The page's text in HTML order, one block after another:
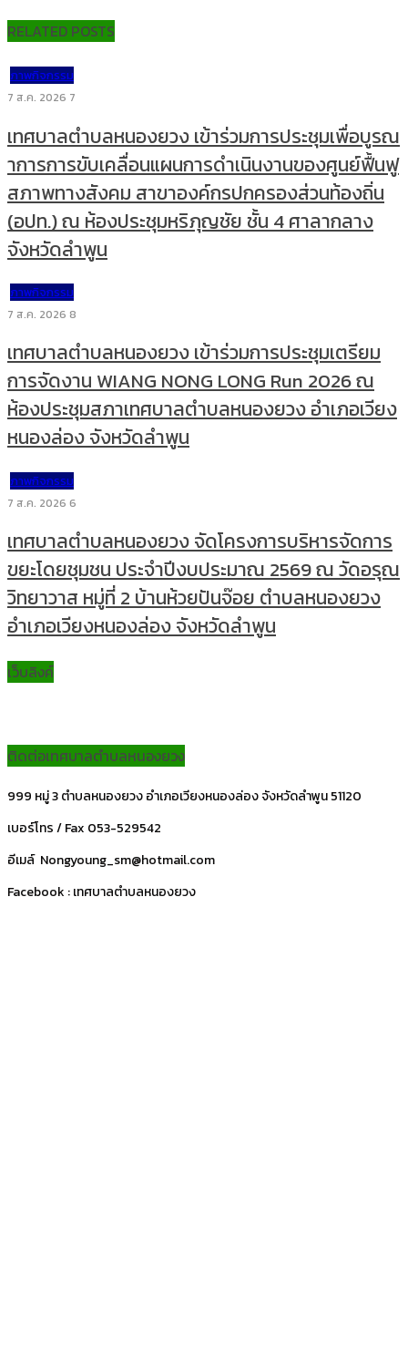
RELATED POSTS
ภาพกิจกรรม
7 ส.ค. 2026 7
เทศบาลตำบลหนองยวง เข้าร่วมการประชุมเพื่อบูรณ
าการการขับเคลื่อนแผนการดำเนินงานของศูนย์ฟื้นฟู
สภาพทางสังคม สาขาองค์กรปกครองส่วนท้องถิ่น
(อปท.) ณ ห้องประชุมหริภุญชัย ชั้น 4 ศาลากลาง
จังหวัดลำพูน
ภาพกิจกรรม
7 ส.ค. 2026 8
เทศบาลตำบลหนองยวง เข้าร่วมการประชุมเตรียม
การจัดงาน WIANG NONG LONG Run 2026 ณ
ห้องประชุมสภาเทศบาลตำบลหนองยวง อำเภอเวียง
หนองล่อง จังหวัดลำพูน
ภาพกิจกรรม
7 ส.ค. 2026 6
เทศบาลตำบลหนองยวง จัดโครงการบริหารจัดการ
ขยะโดยชุมชน ประจำปีงบประมาณ 2569 ณ วัดอรุณ
วิทยาวาส หมู่ที่ 2 บ้านห้วยปันจ๊อย ตำบลหนองยวง
อำเภอเวียงหนองล่อง จังหวัดลำพูน
เว็บลิงค์
ติดต่อเทศบาลตำบลหนองยวง
999 หมู่ 3 ตำบลหนองยวง อำเภอเวียงหนองล่อง จังหวัดลำพูน 51120
เบอร์โทร / Fax 053-529542
อีเมล์ Nongyoung_sm@hotmail.com
Facebook : เทศบาลตำบลหนองยวง